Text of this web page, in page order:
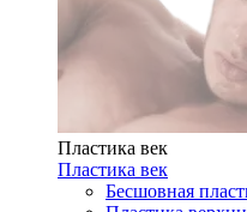
Пластика век
Пластика век
Бесшовная